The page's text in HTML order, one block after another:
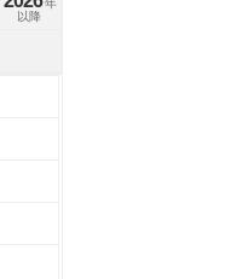
年
以降